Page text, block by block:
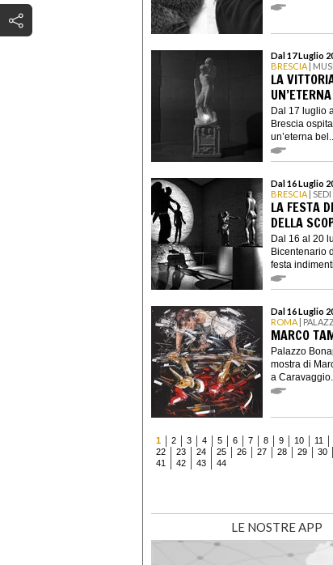
Dal 17 Luglio
BRESCIA |
LA
Dal 17 luglio
Brescia
un’eterna
Dal 16 Luglio
BRESCIA |
LA FESTA
DELLA
Dal 16 al 20
Bicentenario
festa
Dal 16 Luglio
ROMA |
MARCO
Palazzo
mostra di
a
1 2 3 4 5 6 7 8 9 10 11
22
23 24 25 26 27 28 29 30
41
42 43
44
LE NOSTRE APP